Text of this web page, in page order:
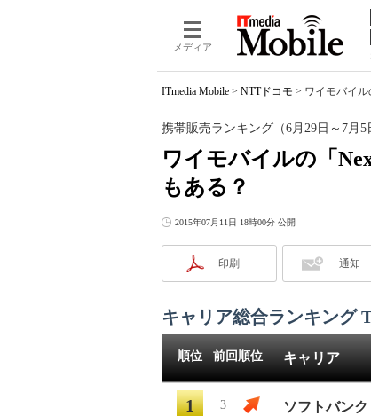
メディア
ITmedia Mobile > NTTドコモ > ワイモバイル
ワイモバイルの「
もある？
携帯販売ランキング（6月29日～7月5
2015年07月11日 18時00分 公開
印刷 通知
キャリア総合ランキング
順位 前回順位 キャリア
1 3 ソフトバンク